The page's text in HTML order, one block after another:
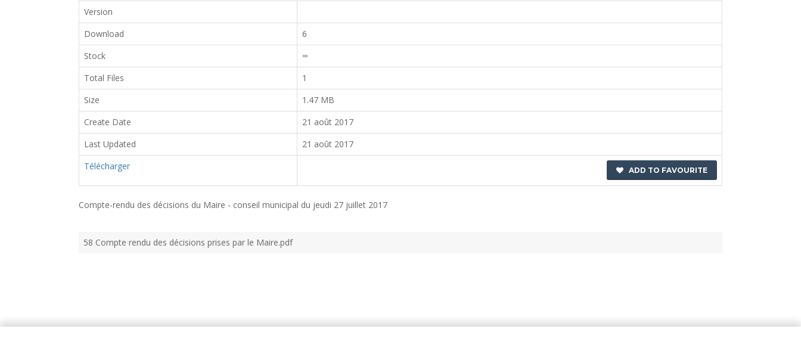
Version
Download
6
Stock
∞
Total Files
1
Size
1.47 MB
Create Date
21 août 2017
Last Updated
21 août 2017
Télécharger
ADD TO FAVOURITE
Compte-rendu des décisions du Maire - conseil municipal du jeudi 27 juillet 2017
58 Compte rendu des décisions prises par le Maire.pdf